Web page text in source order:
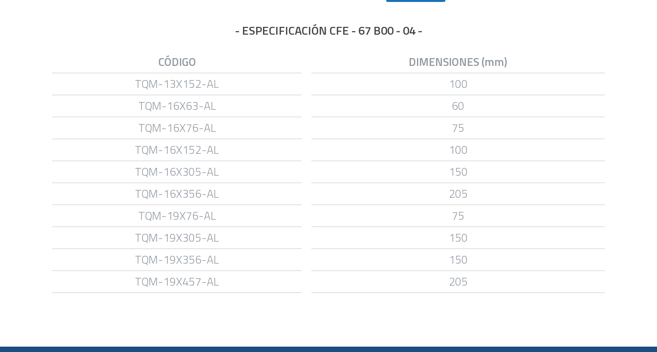
- ESPECIFICACIÓN CFE - 67 B00 - 04 -
CÓDIGO
DIMENSIONES (mm)
TQM-13X152-AL
100
TQM-16X63-AL
60
TQM-16X76-AL
75
TQM-16X152-AL
100
TQM-16X305-AL
150
TQM-16X356-AL
205
TQM-19X76-AL
75
TQM-19X305-AL
150
TQM-19X356-AL
150
TQM-19X457-AL
205